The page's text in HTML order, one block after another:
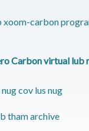
xoom-carbon
Carbon virtual lub
cov lus nug
tham archive